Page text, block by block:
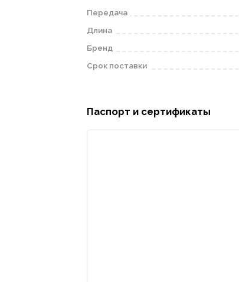
Передача
Длина
Бренд
Срок поставки
Паспорт и сертификаты